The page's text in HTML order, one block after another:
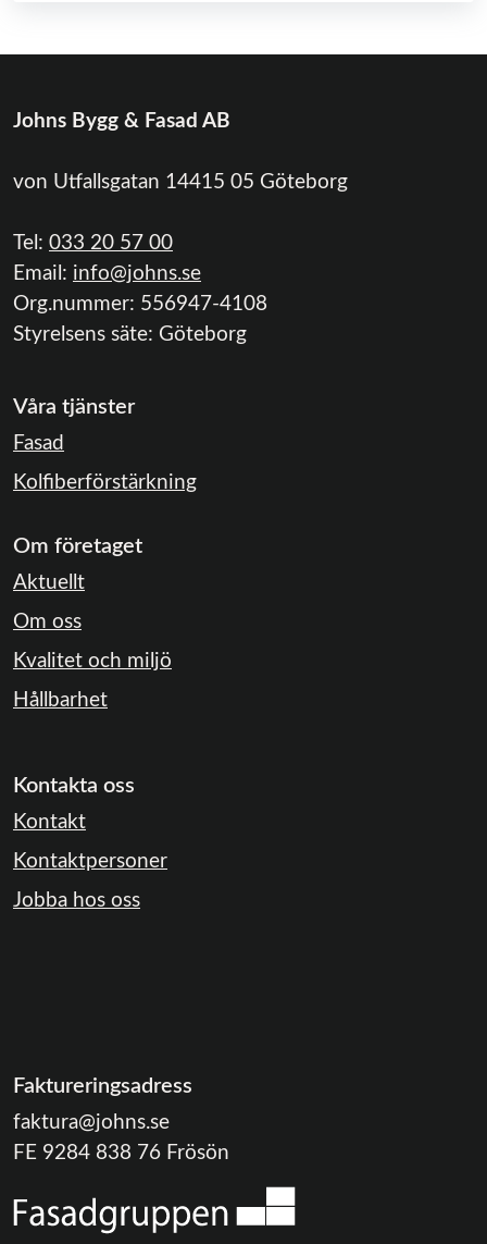
Johns Bygg & Fasad AB
von Utfallsgatan 14415 05 Göteborg
Tel: 033 20 57 00
Email: info@johns.se
Org.nummer: 556947-4108
Styrelsens säte: Göteborg
Våra tjänster
Fasad
Kolfiberförstärkning
Om företaget
Aktuellt
Om oss
Kvalitet och miljö
Hållbarhet
Kontakta oss
Kontakt
Kontaktpersoner
Jobba hos oss
Faktureringsadress
faktura@johns.se
FE 9284 838 76 Frösön